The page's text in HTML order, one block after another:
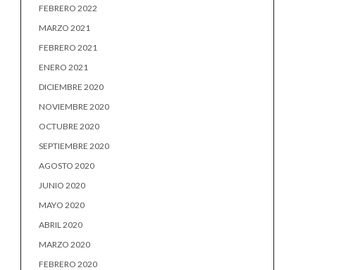
FEBRERO 2022
MARZO 2021
FEBRERO 2021
ENERO 2021
DICIEMBRE 2020
NOVIEMBRE 2020
OCTUBRE 2020
SEPTIEMBRE 2020
AGOSTO 2020
JUNIO 2020
MAYO 2020
ABRIL 2020
MARZO 2020
FEBRERO 2020